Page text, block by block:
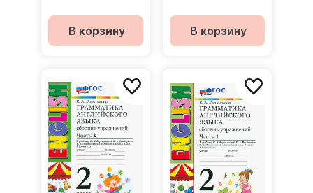
Верещагиной Т А
Притыкиной
В корзину
учебнику И.
Верещагиной, О.
В корзину